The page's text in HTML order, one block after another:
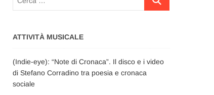
ATTIVITÀ MUSICALE
(Indie-eye): “Note di Cronaca”. Il disco e i video
di Stefano Corradino tra poesia e cronaca
sociale